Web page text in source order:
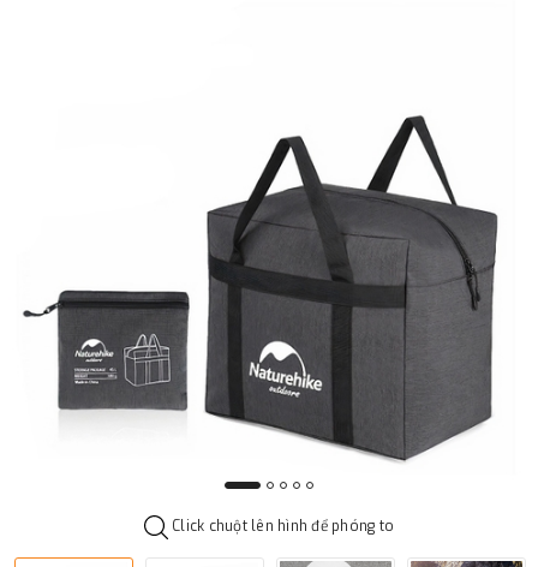
Click chuột lên hình để phóng to